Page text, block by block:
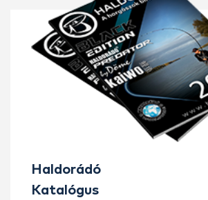
Haldorádó
Katalógus